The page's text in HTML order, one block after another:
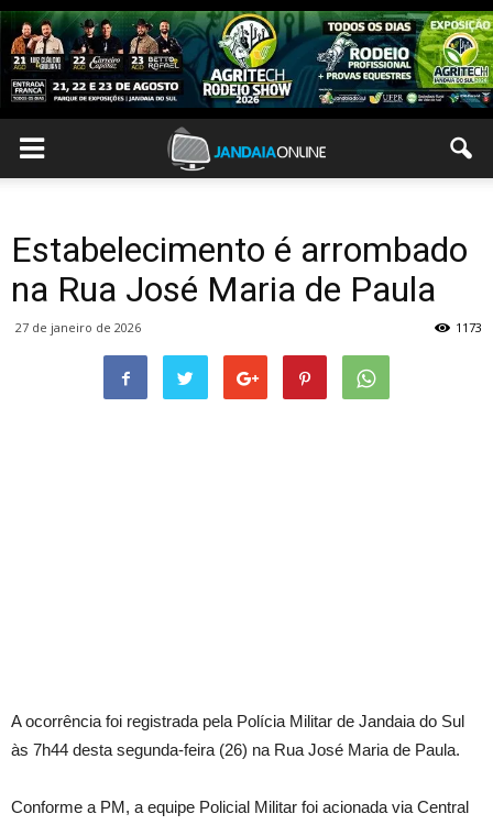
Estabelecimento é arrombado
na Rua José Maria de Paula
27 de janeiro de 2026 1173
A ocorrência foi registrada pela Polícia Militar de Jandaia do Sul
às 7h44 desta segunda-feira (26) na Rua José Maria de Paula.
Conforme a PM, a equipe Policial Militar foi acionada via Central